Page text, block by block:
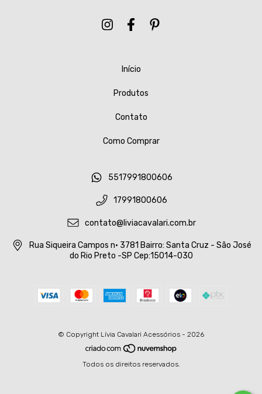
Início
Produtos
Contato
Como Comprar
5517991800606
17991800606
contato@liviacavalari.com.br
Rua Siqueira Campos n• 3781 Bairro: Santa Cruz - São José
do Rio Preto -SP Cep:15014-030
© Copyright Lívia Cavalari Acessórios - 2026
Todos os direitos reservados.